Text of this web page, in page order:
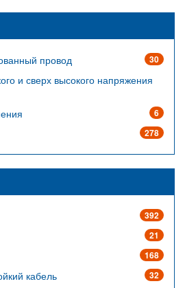
30
провод
и сверх высокого напряжения
6
278
392
21
168
32
кабель